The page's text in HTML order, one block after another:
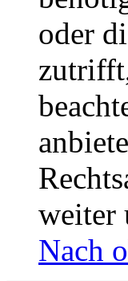
oder
weiter
Nach